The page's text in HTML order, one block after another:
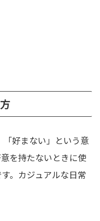
「好まない」という意
を持たないときに使
。カジュアルな日常